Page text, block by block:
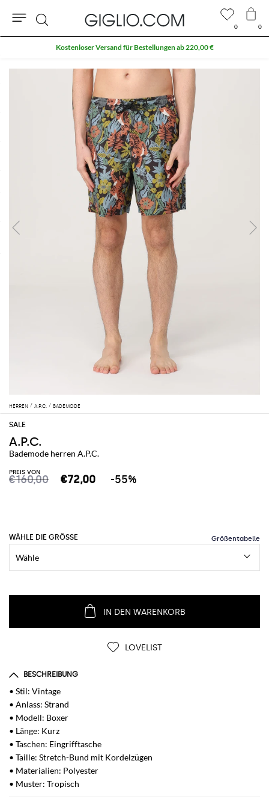
HERREN A.P.C. BADEMODE
A.P.C.
Bademode herren A.P.C.
PREIS VON
€160,00 €72,00 -55%
WÄHLE DIE GRÖSSE
IN DEN WARENKORB
LOVELIST
BESCHREIBUNG
• Stil: Vintage
• Anlass: Strand
• Modell: Boxer
• Länge: Kurz
• Taschen: Eingrifftasche
• Taille: Stretch-Bund mit Kordelzügen
• Materialien: Polyester
• Muster: Tropisch
0 0
Suche
Kostenloser Versand für Bestellungen ab 220,00 €